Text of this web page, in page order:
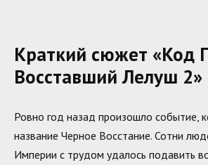
Краткий сюжет «Код
Восставший Лелуш 2»
Ровно год назад произошло событие,
название Черное Восстание. Сотни
Империи с трудом удалось подавить